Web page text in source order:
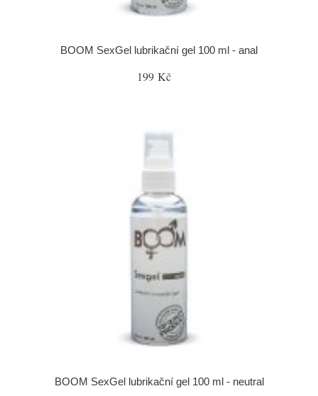
BOOM SexGel lubrikační gel 100 ml - anal
199 Kč
BOOM SexGel lubrikační gel 100 ml - neutral